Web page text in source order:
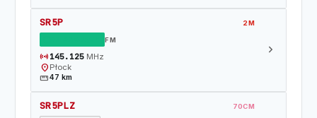
SR5P 2M
FM
sensors 145.125MHz
location_on Płock
straighten47 km
chevron_right
SR5PLZ 70CM